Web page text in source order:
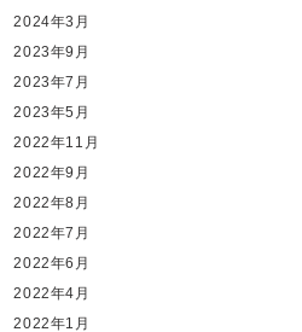
2024年3月
2023年9月
2023年7月
2023年5月
2022年11月
2022年9月
2022年8月
2022年7月
2022年6月
2022年4月
2022年1月